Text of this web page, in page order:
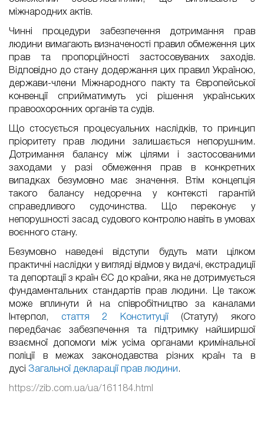
міжнародних актів.
Чинні процедури забезпечення дотримання прав
людини вимагають визначеності правил обмеження цих
прав та пропорційності застосовуваних заходів.
Відповідно до стану додержання цих правил Україною,
держави-члени Міжнародного пакту та Європейської
конвенції сприйматимуть усі рішення українських
правоохоронних органів та судів.
Що стосується процесуальних наслідків, то принцип
пріоритету прав людини залишається непорушним.
Дотримання балансу між цілями і застосованими
заходами у разі обмеження прав в конкретних
випадках безумовно має значення. Втім концепція
такого балансу недоречна у контексті гарантій
справедливого судочинства. Що переконує у
непорушності засад судового контролю навіть в умовах
воєнного стану.
Безумовно наведені відступи будуть мати цілком
практичні наслідки у вигляді відмов у видачі, екстрадиції
та депортації з країн ЄС до країни, яка не дотримується
фундаментальних стандартів прав людини. Це також
може вплинути й на співробітництво за каналами
Інтерпол, стаття 2 Конституції
(Статуту) якого
передбачає забезпечення та підтримку найширшої
взаємної допомоги між усіма органами кримінальної
поліції в межах законодавства різних країн та в
дусі Загальної декларації прав людини .
https://zib.com.ua/ua/161184.html